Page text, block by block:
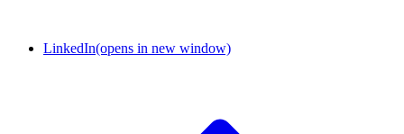
LinkedIn(opens in new window)